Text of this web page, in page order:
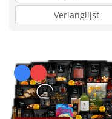
Verlanglijst